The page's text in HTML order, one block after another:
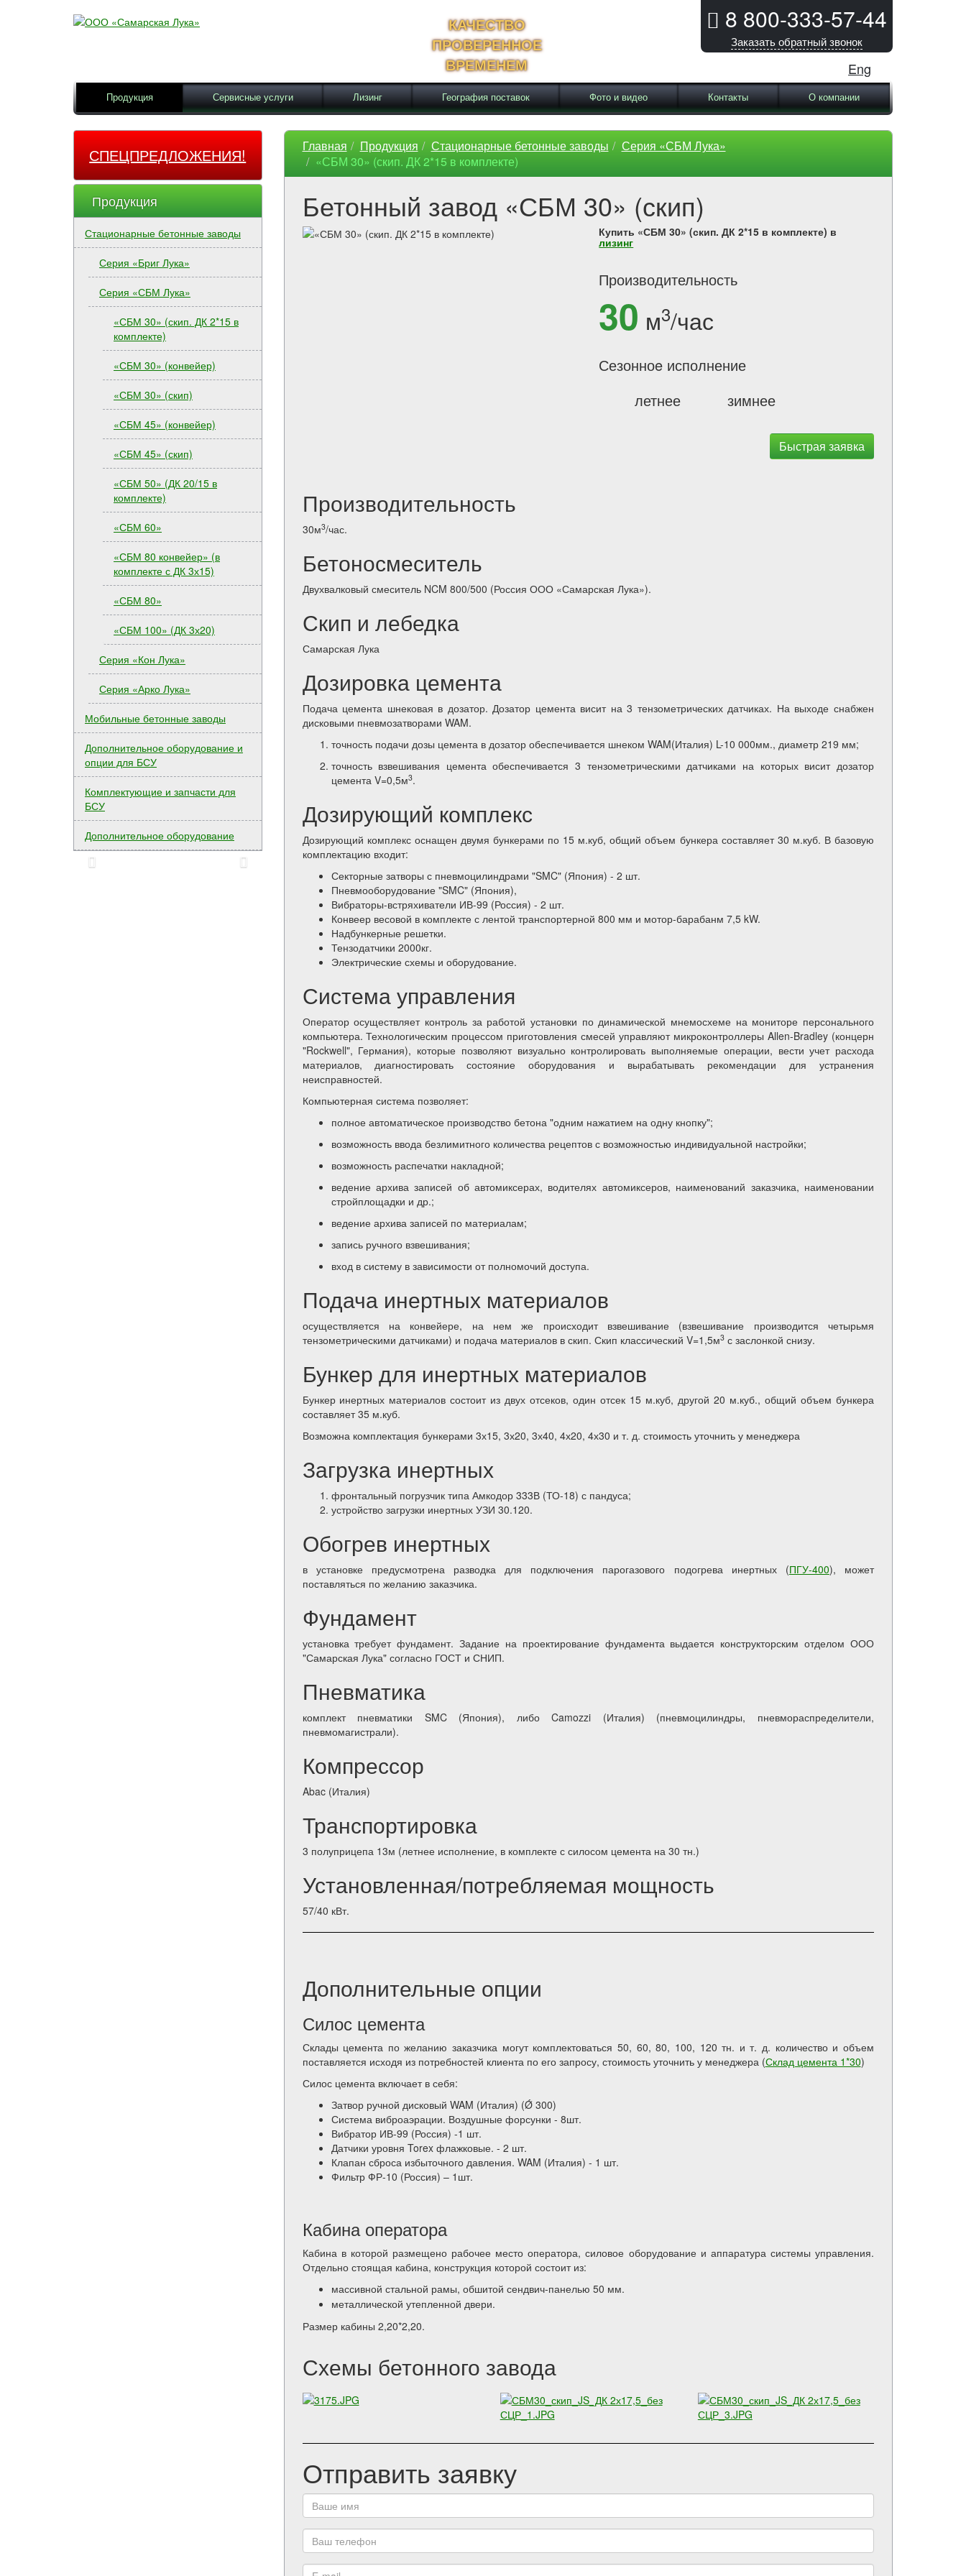
КАЧЕСТВО
ПРОВЕРЕННОЕ
ВРЕМЕНЕМ
8 800-333-57-44
Заказать обратный звонок
Eng
Продукция Сервисные услуги Лизинг География поставок Фото и видео Контакты О компании
СПЕЦПРЕДЛОЖЕНИЯ!
Продукция
Стационарные бетонные заводы
Серия «Бриг Лука»
Серия «СБМ Лука»
«СБМ 30» (скип. ДК 2*15 в
комплекте)
«СБМ 30» (конвейер)
«СБМ 30» (скип)
«СБМ 45» (конвейер)
«СБМ 45» (скип)
«СБМ 50» (ДК 20/15 в
комплекте)
«СБМ 60»
«СБМ 80 конвейер» (в
комплекте с ДК 3х15)
«СБМ 80»
«СБМ 100» (ДК 3х20)
Серия «Кон Лука»
Серия «Арко Лука»
Мобильные бетонные заводы
Дополнительное оборудование и
опции для БСУ
Комплектующие и запчасти для
БСУ
Дополнительное оборудование
Главная Продукция Стационарные бетонные заводы
Серия «СБМ Лука»
«СБМ 30» (скип. ДК 2*15 в комплекте)
Бетонный завод «СБМ 30» (скип)
Купить «СБМ 30» (скип. ДК 2*15 в комплекте) в
лизинг
Производительность
30 м3/час
Сезонноe исполнение
летнее
зимнее
Быстрая заявка
Производительность
30м3/час.
Бетоносмеситель
Двухвалковый смеситель NCM 800/500 (Россия ООО «Самарская Лука»).
Скип и лебедка
Самарская Лука
Дозировка цемента
Подача цемента шнековая в дозатор. Дозатор цемента висит на 3 тензометрических датчиках. На выходе снабжен
дисковыми пневмозатворами WAM.
точность подачи дозы цемента в дозатор обеспечивается шнеком WAM(Италия) L-10 000мм., диаметр 219 мм;
точность взвешивания цемента обеспечивается 3 тензометрическими датчиками на которых висит дозатор
цемента V=0,5м3.
Дозирующий комплекс
Дозирующий комплекс оснащен двумя бункерами по 15 м.куб, общий объем бункера составляет 30 м.куб. В базовую
комплектацию входит:
Секторные затворы с пневмоцилиндрами "SMC" (Япония) - 2 шт.
Пневмооборудование "SMC" (Япония),
Вибраторы-встряхиватели ИВ-99 (Россия) - 2 шт.
Конвеер весовой в комплекте с лентой транспортерной 800 мм и мотор-барабанм 7,5 kW.
Надбункерные решетки.
Тензодатчики 2000кг.
Электрические схемы и оборудование.
Система управления
Оператор осуществляет контроль за работой установки по динамической мнемосхеме на мониторе персонального
компьютера. Технологическим процессом приготовления смесей управляют микроконтроллеры Allen-Bradley (концерн
"Rockwell", Германия), которые позволяют визуально контролировать выполняемые операции, вести учет расхода
материалов, диагностировать состояние оборудования и вырабатывать рекомендации для устранения
неисправностей.
Компьютерная система позволяет:
полное автоматическое производство бетона "одним нажатием на одну кнопку";
возможность ввода безлимитного количества рецептов с возможностью индивидуальной настройки;
возможность распечатки накладной;
ведение архива записей об автомиксерах, водителях автомиксеров, наименований заказчика, наименовании
стройплощадки и др.;
ведение архива записей по материалам;
запись ручного взвешивания;
вход в систему в зависимости от полномочий доступа.
Подача инертных материалов
осуществляется на конвейере, на нем же происходит взвешивание (взвешивание производится четырьмя
тензометрическими датчиками) и подача материалов в скип. Скип классический V=1,5м3с заслонкой снизу.
Бункер для инертных материалов
Бункер инертных материалов состоит из двух отсеков, один отсек 15 м.куб, другой 20 м.куб., общий объем бункера
составляет 35 м.куб.
Возможна комплектация бункерами 3х15, 3х20, 3х40, 4х20, 4х30 и т. д. стоимость уточнить у менеджера
Загрузка инертных
фронтальный погрузчик типа Амкодор 333В (ТО-18) с пандуса;
устройство загрузки инертных УЗИ 30.120.
Обогрев инертных
в установке предусмотрена разводка для подключения парогазового подогрева инертных (ПГУ-400), может
поставляться по желанию заказчика.
Фундамент
установка требует фундамент. Задание на проектирование фундамента выдается конструкторским отделом ООО
"Самарская Лука" согласно ГОСТ и СНИП.
Пневматика
комплект пневматики SMC (Япония), либо Camozzi (Италия) (пневмоцилиндры, пневмораспределители,
пневмомагистрали).
Компрессор
Abac (Италия)
Транспортировка
3 полуприцепа 13м (летнее исполнение, в комплекте с силосом цемента на 30 тн.)
Установленная/потребляемая мощность
57/40 кВт.
Дополнительные опции
Силос цемента
Склады цемента по желанию заказчика могут комплектоваться 50, 60, 80, 100, 120 тн. и т. д. количество и объем
поставляется исходя из потребностей клиента по его запросу, стоимость уточнить у менеджера (Склад цемента 1*30)
Силос цемента включает в себя:
Затвор ручной дисковый WAM (Италия) (Ǿ 300)
Система виброаэрации. Воздушные форсунки - 8шт.
Вибратор ИВ-99 (Россия) -1 шт.
Датчики уровня Torex флажковые. - 2 шт.
Клапан сброса избыточного давления. WAM (Италия) - 1 шт.
Фильтр ФР-10 (Россия) – 1шт.
Кабина оператора
Кабина в которой размещено рабочее место оператора, силовое оборудование и аппаратура системы управления.
Отдельно стоящая кабина, конструкция которой состоит из:
массивной стальной рамы, обшитой сендвич-панелью 50 мм.
металлической утепленной двери.
Размер кабины 2,20*2,20.
Схемы бетонного завода
Отправить заявку